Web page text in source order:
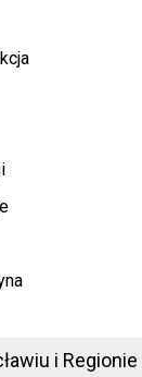
i Regionie